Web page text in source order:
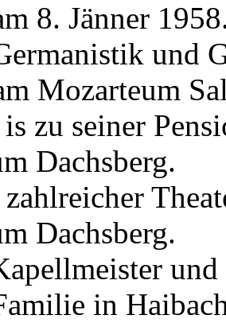
8. Jänner
und
Mozarteum
zu seiner
Dachsberg.
zahlreicher
Dachsberg.
in